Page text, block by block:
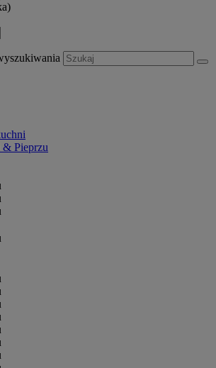
Pieprzu